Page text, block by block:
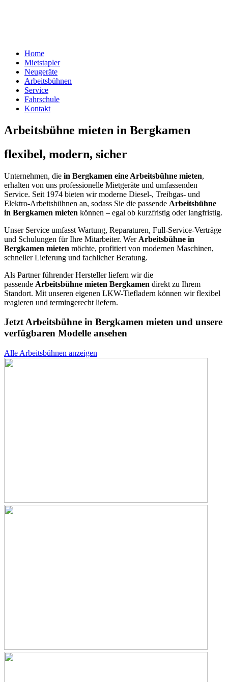
Home
Mietstapler
Neugeräte
Arbeitsbühnen
Service
Fahrschule
Kontakt
Arbeitsbühne mieten in Bergkamen
flexibel, modern, sicher
Unternehmen, die in Bergkamen eine Arbeitsbühne mieten,
erhalten von uns professionelle Mietgeräte und umfassenden
Service. Seit 1974 bieten wir moderne Diesel-, Treibgas- und
Elektro-Arbeitsbühnen an, sodass Sie die passende Arbeitsbühne
in Bergkamen mieten können – egal ob kurzfristig oder langfristig.
Unser Service umfasst Wartung, Reparaturen, Full-Service-Verträge
und Schulungen für Ihre Mitarbeiter. Wer Arbeitsbühne in
Bergkamen mieten möchte, profitiert von modernen Maschinen,
schneller Lieferung und fachlicher Beratung.
Als Partner führender Hersteller liefern wir die
passende Arbeitsbühne mieten Bergkamen direkt zu Ihrem
Standort. Mit unseren eigenen LKW-Tiefladern können wir flexibel
reagieren und termingerecht liefern.
Jetzt Arbeitsbühne in Bergkamen mieten und unsere
verfügbaren Modelle ansehen
Alle Arbeitsbühnen anzeigen